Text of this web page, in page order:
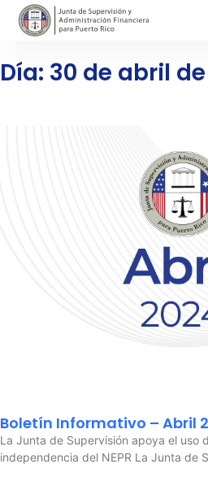
Día: 30 de abril
Boletín Informativo – Abril
La Junta de Supervisión apoya el uso
independencia del NEPR La Junta de